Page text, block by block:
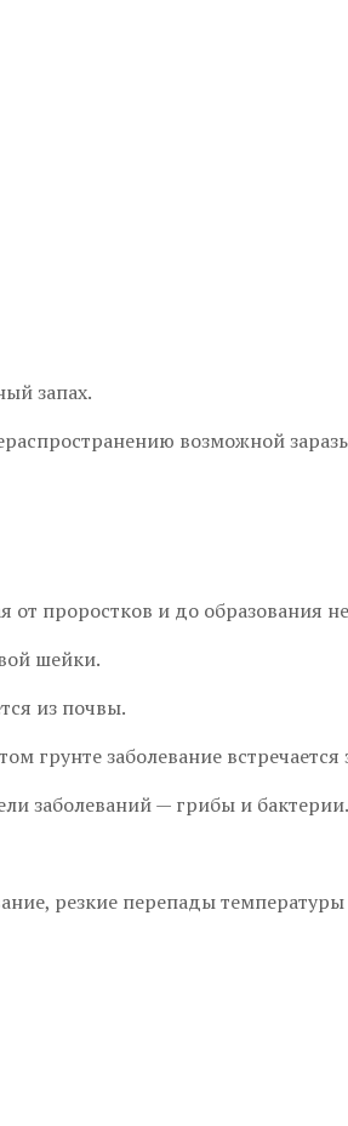
запах.
возможной
проростков и до образования
шейки.
из почвы.
грунте заболевание встречается
заболеваний — грибы и бактерии.
резкие перепады